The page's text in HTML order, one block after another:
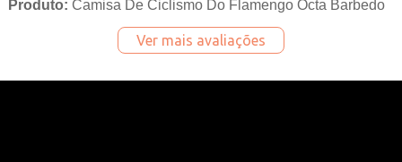
Produto: Camisa De Ciclismo Do Flamengo Octa Barbedo
Ver mais avaliações